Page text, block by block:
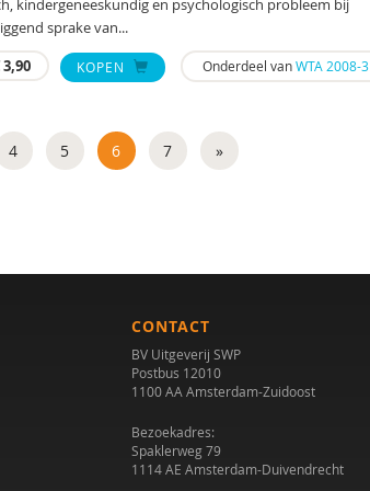
kindergeneeskundig en psychologisch probleem bij
sprake van...
3,90 KOPEN Onderdeel vanWTA 2008-3
4 5 6 7 »
CONTACT
BV Uitgeverij SWP
Postbus 12010
1100 AA Amsterdam-Zuidoost
Bezoekadres:
Spaklerweg 79
1114 AE Amsterdam-Duivendrecht